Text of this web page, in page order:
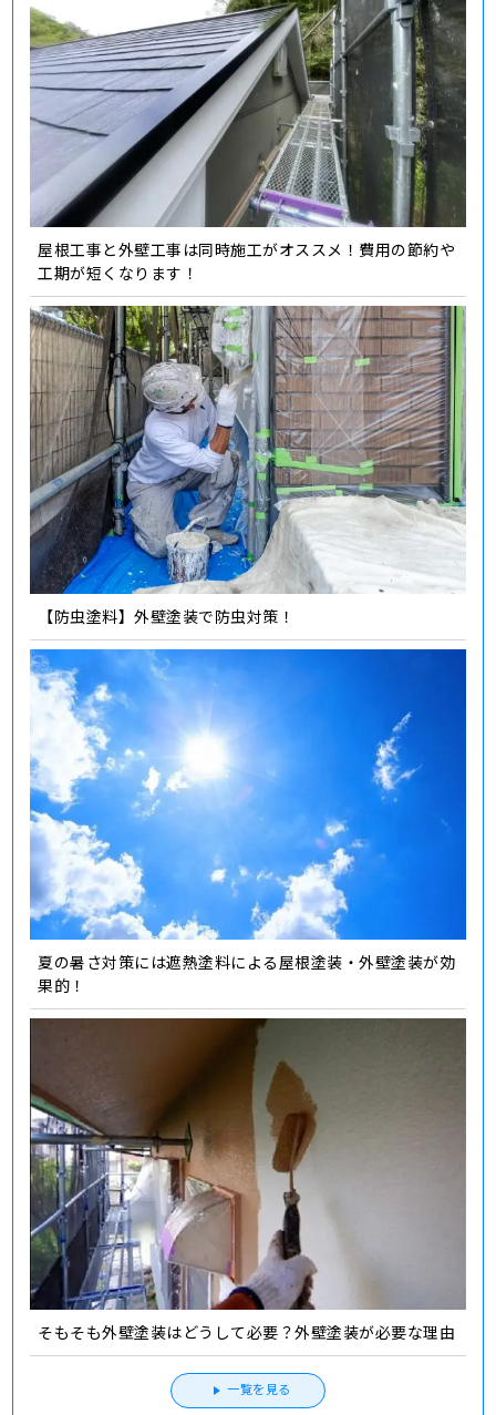
屋根工事と外壁工事は同時施工がオススメ！費用の節約や
工期が短くなります！
【防虫塗料】外壁塗装で防虫対策！
夏の暑さ対策には遮熱塗料による屋根塗装・外壁塗装が効
果的！
そもそも外壁塗装はどうして必要？外壁塗装が必要な理由
一覧を見る